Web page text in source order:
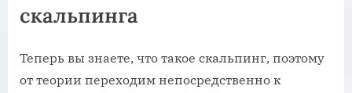
скальпинга
Теперь вы знаете, что такое скальпинг, поэтому
от теории переходим непосредственно к